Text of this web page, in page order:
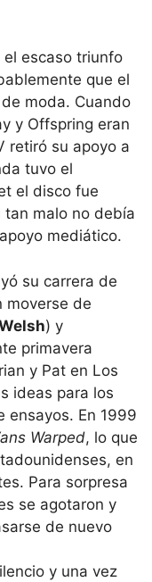
el escaso triunfo
que el
moda. Cuando
y Offspring eran
retiró su apoyo a
tuvo el
el disco fue
malo no debía
mediático.
su carrera de
moverse de
) y
primavera
y Pat en Los
ideas para los
ensayos. En 1999
Warped, lo que
en
Para sorpresa
se agotaron y
de nuevo
y una vez